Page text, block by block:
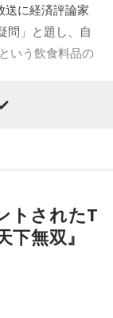
ーや仕事相手と
押しつけず、
るはずです。歯
ャキッとする
ピリッとした
い日。成果を
ことを意識し
を一晩寝かせ
に経済評論家
問」と題し、自
いう飲食料品の
きょう開いた臨
でいます」
。明示しなが
トされたT
無双』